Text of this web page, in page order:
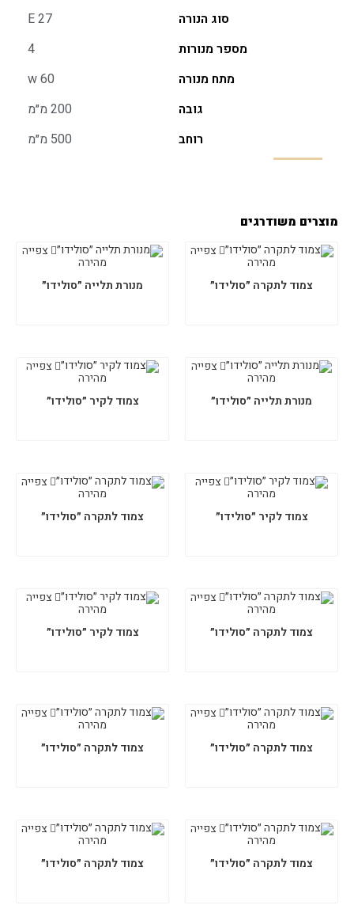
סוג הנורה
E 27
מספר מנורות
4
מתח מנורה
w 60
גובה
200 מ״מ
רוחב
500 מ״מ
מוצרים משודרגים
צפייה
מהירה
צמוד לתקרה ״סולידו״
צפייה
מהירה
מנורת תלייה ״סולידו״
צפייה
מהירה
מנורת תלייה ״סולידו״
צפייה
מהירה
צמוד לקיר ״סולידו״
צפייה
מהירה
צמוד לקיר ״סולידו״
צפייה
מהירה
צמוד לתקרה ״סולידו״
צפייה
מהירה
צמוד לתקרה ״סולידו״
צפייה
מהירה
צמוד לקיר ״סולידו״
צפייה
מהירה
צמוד לתקרה ״סולידו״
צפייה
מהירה
צמוד לתקרה ״סולידו״
צפייה
מהירה
צמוד לתקרה ״סולידו״
צפייה
מהירה
צמוד לתקרה ״סולידו״